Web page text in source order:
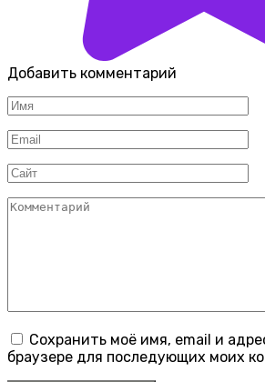
Добавить комментарий
Имя
*
Email
*
Сайт
Комментарий
Сохранить моё имя, email и
браузере для последующих моих